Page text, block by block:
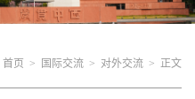
首页 > 国际交流 > 对外交流 > 正文